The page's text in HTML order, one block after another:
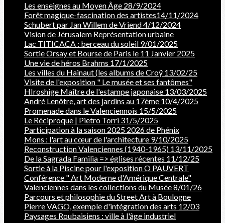
Les enseignes au Moyen Âge 28/9/2024
Forêt magique-fascination des artistes14/11/2024
Schubert par Jan Willem de Vriend 4/12/2024
Vision de Jérusalem Représentation urbaine
Lac TITICACA : berceau du soleil 9/01/2025
Sortie Orsay et Bourse de Paris le 11 Janvier 2025
Une vie de héros Brahms 17/1/2025
Les villes du Hainaut (les albums de Croÿ 13/02/25
Visite de l'exposition " Le musée et ses fantômes"
HIroshige Maître de l'estampe japonaise 13/03/2025
André Lenôtre, art des jardins au 17ème 10/4/2025
Promenade dans le Valenciennois 15/5/2025
Le Réciproque | Pietro Torri 31/5/2025
Participation à la saison 2025 2026 de Phénix
Mons : l'art au cœur de l'architecture 9/10/2025
Reconstruction Valenciennes (1940-1965) 13/11/2025
De la Sagrada Familia => églises récentes 11/12/25
Sortie à la Piscine pour l'exposition O PAUVERT
Conférence " Art Moderne d'Amérique Centrale"
Valenciennes dans les collections du Musée 8/01/26
Parcours et philosophie du Street Art à Boulogne
Pierre VAGO, exemple d'intégration des arts 12/03
Paysages Roubaisiens : ville à l'âge industriel